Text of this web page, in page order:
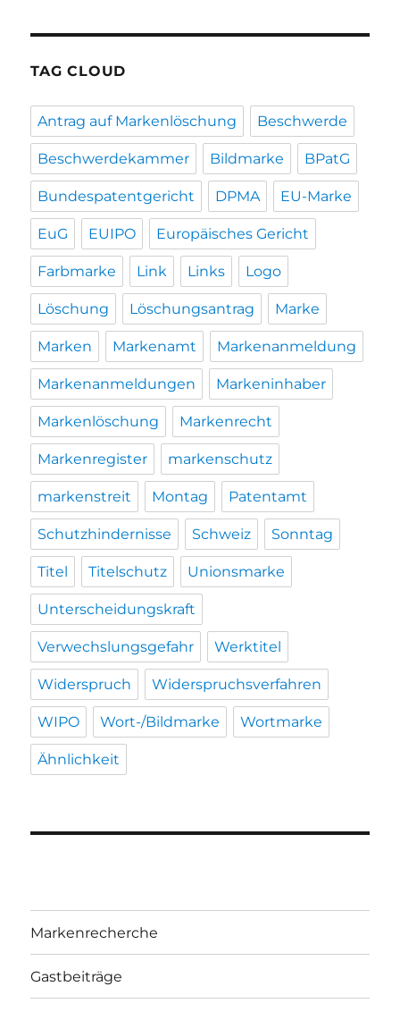
TAG CLOUD
Antrag auf Markenlöschung Beschwerde
Beschwerdekammer Bildmarke BPatG
Bundespatentgericht DPMA EU-Marke
EuG EUIPO Europäisches Gericht
Farbmarke Link Links Logo
Löschung Löschungsantrag Marke
Marken Markenamt Markenanmeldung
Markenanmeldungen Markeninhaber
Markenlöschung Markenrecht
Markenregister markenschutz
markenstreit Montag Patentamt
Schutzhindernisse Schweiz Sonntag
Titel Titelschutz Unionsmarke
Unterscheidungskraft
Verwechslungsgefahr Werktitel
Widerspruch Widerspruchsverfahren
WIPO Wort-/Bildmarke Wortmarke
Ähnlichkeit
Markenrecherche
Gastbeiträge